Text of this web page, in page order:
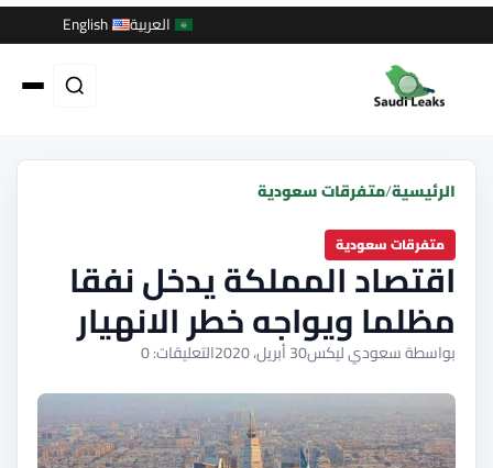
العربية English
الرئيسية/متفرقات سعودية
متفرقات سعودية
اقتصاد المملكة يدخل نفقا
مظلما ويواجه خطر الانهيار
بواسطة سعودي ليكس30 أبريل، 2020 التعليقات: 0